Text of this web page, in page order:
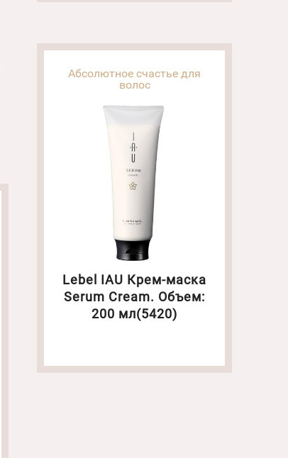
Абсолютное счастье для
волос
Lebel IAU Крем-маска
Serum Cream. Объем:
200 мл(5420)